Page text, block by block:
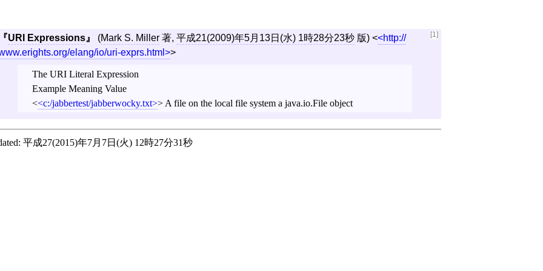
[1]
URI Expressions (Mark S. Miller著, 平成21(2009)年5月13日(水) 1時28分23秒版) < http://
elang/io/uri-exprs.html
>
The URI Literal Expression
Example Meaning Value
< c:/jabbertest/jabberwocky.txt >A file on the local file system a java.io.File object
平成27(2015)年7月7日(火) 12時27分31秒